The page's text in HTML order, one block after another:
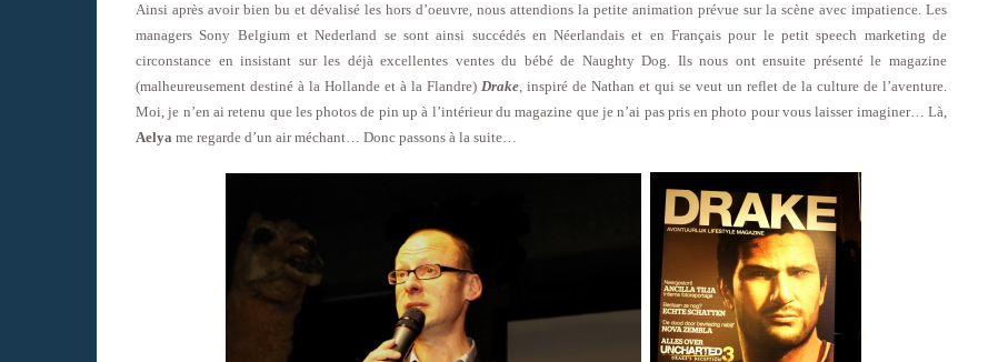
Ainsi après avoir bien bu et dévalisé les hors d’oeuvre, nous attendions la petite animation prévue sur la scène avec impatience. Les
managers Sony Belgium et Nederland se sont ainsi succédés en Néerlandais et en Français pour le petit speech marketing de
circonstance en insistant sur les déjà excellentes ventes du bébé de Naughty Dog. Ils nous ont ensuite présenté le magazine
(malheureusement destiné à la Hollande et à la Flandre) Drake, inspiré de Nathan et qui se veut un reflet de la culture de l’aventure.
Moi, je n’en ai retenu que les photos de pin up à l’intérieur du magazine que je n’ai pas pris en photo pour vous laisser imaginer… Là,
Aelya me regarde d’un air méchant… Donc passons à la suite…